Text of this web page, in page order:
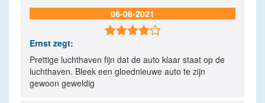
06-08-2021

Ernst zegt:
Prettige luchthaven fijn dat de auto klaar staat op de
luchthaven. Bleek een gloednieuwe auto te zijn
gewoon geweldig